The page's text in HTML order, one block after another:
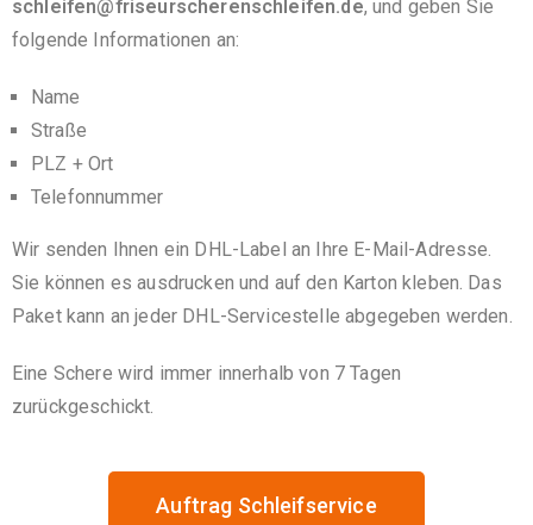
schleifen@friseurscherenschleifen.de, und geben Sie
folgende Informationen an:
Name
Straße
PLZ + Ort
Telefonnummer
Wir senden Ihnen ein DHL-Label an Ihre E-Mail-Adresse.
Sie können es ausdrucken und auf den Karton kleben. Das
Paket kann an jeder DHL-Servicestelle abgegeben werden.
Eine Schere wird immer innerhalb von 7 Tagen
zurückgeschickt.
Auftrag Schleifservice